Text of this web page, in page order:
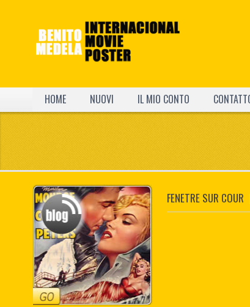
HOME NUOVI IL MIO CONTO
FENETRE SUR COUR